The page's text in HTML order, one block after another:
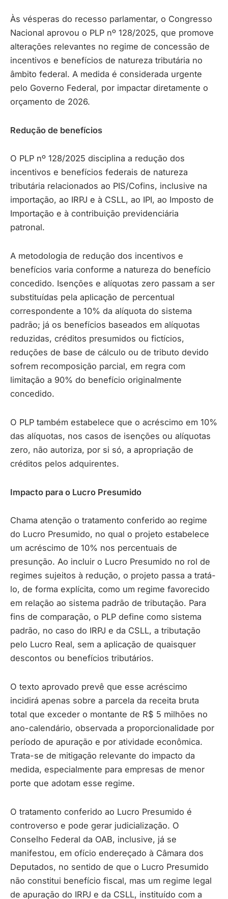
Às vésperas do recesso parlamentar, o Congresso
Nacional aprovou o PLP nº 128/2025, que promove
alterações relevantes no regime de concessão de
incentivos e benefícios de natureza tributária no
âmbito federal. A medida é considerada urgente
pelo Governo Federal, por impactar diretamente o
orçamento de 2026.
Redução de benefícios
O PLP nº 128/2025 disciplina a redução dos
incentivos e benefícios federais de natureza
tributária relacionados ao PIS/Cofins, inclusive na
importação, ao IRPJ e à CSLL, ao IPI, ao Imposto de
Importação e à contribuição previdenciária
patronal.
A metodologia de redução dos incentivos e
benefícios varia conforme a natureza do benefício
concedido. Isenções e alíquotas zero passam a ser
substituídas pela aplicação de percentual
correspondente a 10% da alíquota do sistema
padrão; já os benefícios baseados em alíquotas
reduzidas, créditos presumidos ou fictícios,
reduções de base de cálculo ou de tributo devido
sofrem recomposição parcial, em regra com
limitação a 90% do benefício originalmente
concedido.
O PLP também estabelece que o acréscimo em 10%
das alíquotas, nos casos de isenções ou alíquotas
zero, não autoriza, por si só, a apropriação de
créditos pelos adquirentes.
Impacto para o Lucro Presumido
Chama atenção o tratamento conferido ao regime
do Lucro Presumido, no qual o projeto estabelece
um acréscimo de 10% nos percentuais de
presunção. Ao incluir o Lucro Presumido no rol de
regimes sujeitos à redução, o projeto passa a tratá-
lo, de forma explícita, como um regime favorecido
em relação ao sistema padrão de tributação. Para
fins de comparação, o PLP define como sistema
padrão, no caso do IRPJ e da CSLL, a tributação
pelo Lucro Real, sem a aplicação de quaisquer
descontos ou benefícios tributários.
O texto aprovado prevê que esse acréscimo
incidirá apenas sobre a parcela da receita bruta
total que exceder o montante de R$ 5 milhões no
ano-calendário, observada a proporcionalidade por
período de apuração e por atividade econômica.
Trata-se de mitigação relevante do impacto da
medida, especialmente para empresas de menor
porte que adotam esse regime.
O tratamento conferido ao Lucro Presumido é
controverso e pode gerar judicialização. O
Conselho Federal da OAB, inclusive, já se
manifestou, em ofício endereçado à Câmara dos
Deputados, no sentido de que o Lucro Presumido
não constitui benefício fiscal, mas um regime legal
de apuração do IRPJ e da CSLL, instituído com a